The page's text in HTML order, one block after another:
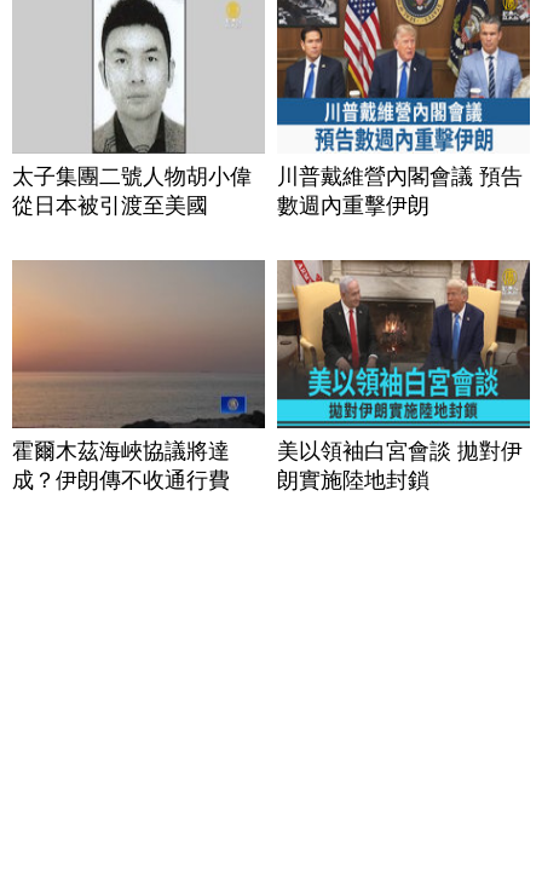
太子集團二號人物胡小偉
從日本被引渡至美國
川普戴維營內閣會議 預告
數週內重擊伊朗
霍爾木茲海峽協議將達
成？伊朗傳不收通行費
美以領袖白宮會談 拋對伊
朗實施陸地封鎖